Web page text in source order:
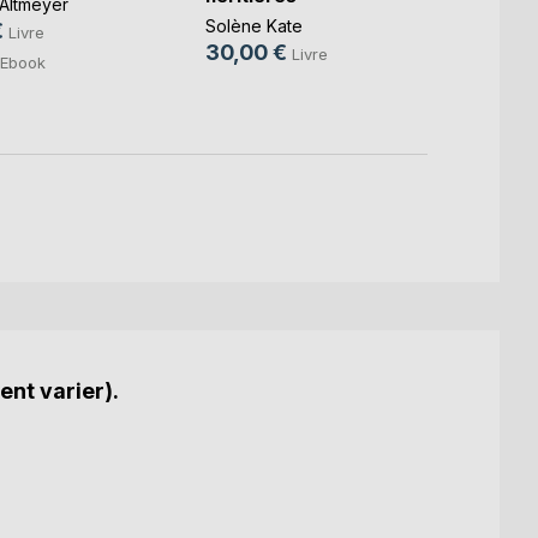
Livre
Ebook
Solène Kate
30,00 € Livre
varier).